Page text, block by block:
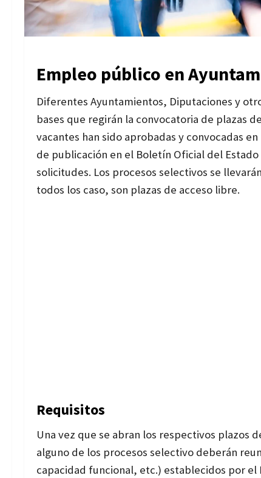
Empleo público en
Diferentes Ayuntamientos, Diputaciones y
bases que regirán la convocatoria de plazas
vacantes han sido aprobadas y convocadas
de publicación en el Boletín Oficial del Estado
solicitudes. Los procesos selectivos se
todos los caso, son plazas de acceso libre.
Requisitos
Una vez que se abran los respectivos plazos
alguno de los procesos selectivo deberán
capacidad funcional, etc.) establecidos por